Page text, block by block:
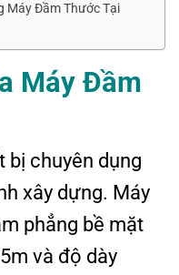
Máy Đầm Thước Tại
Máy Đầm
chuyên dụng
xây dựng. Máy
phẳng bề mặt
và độ dày